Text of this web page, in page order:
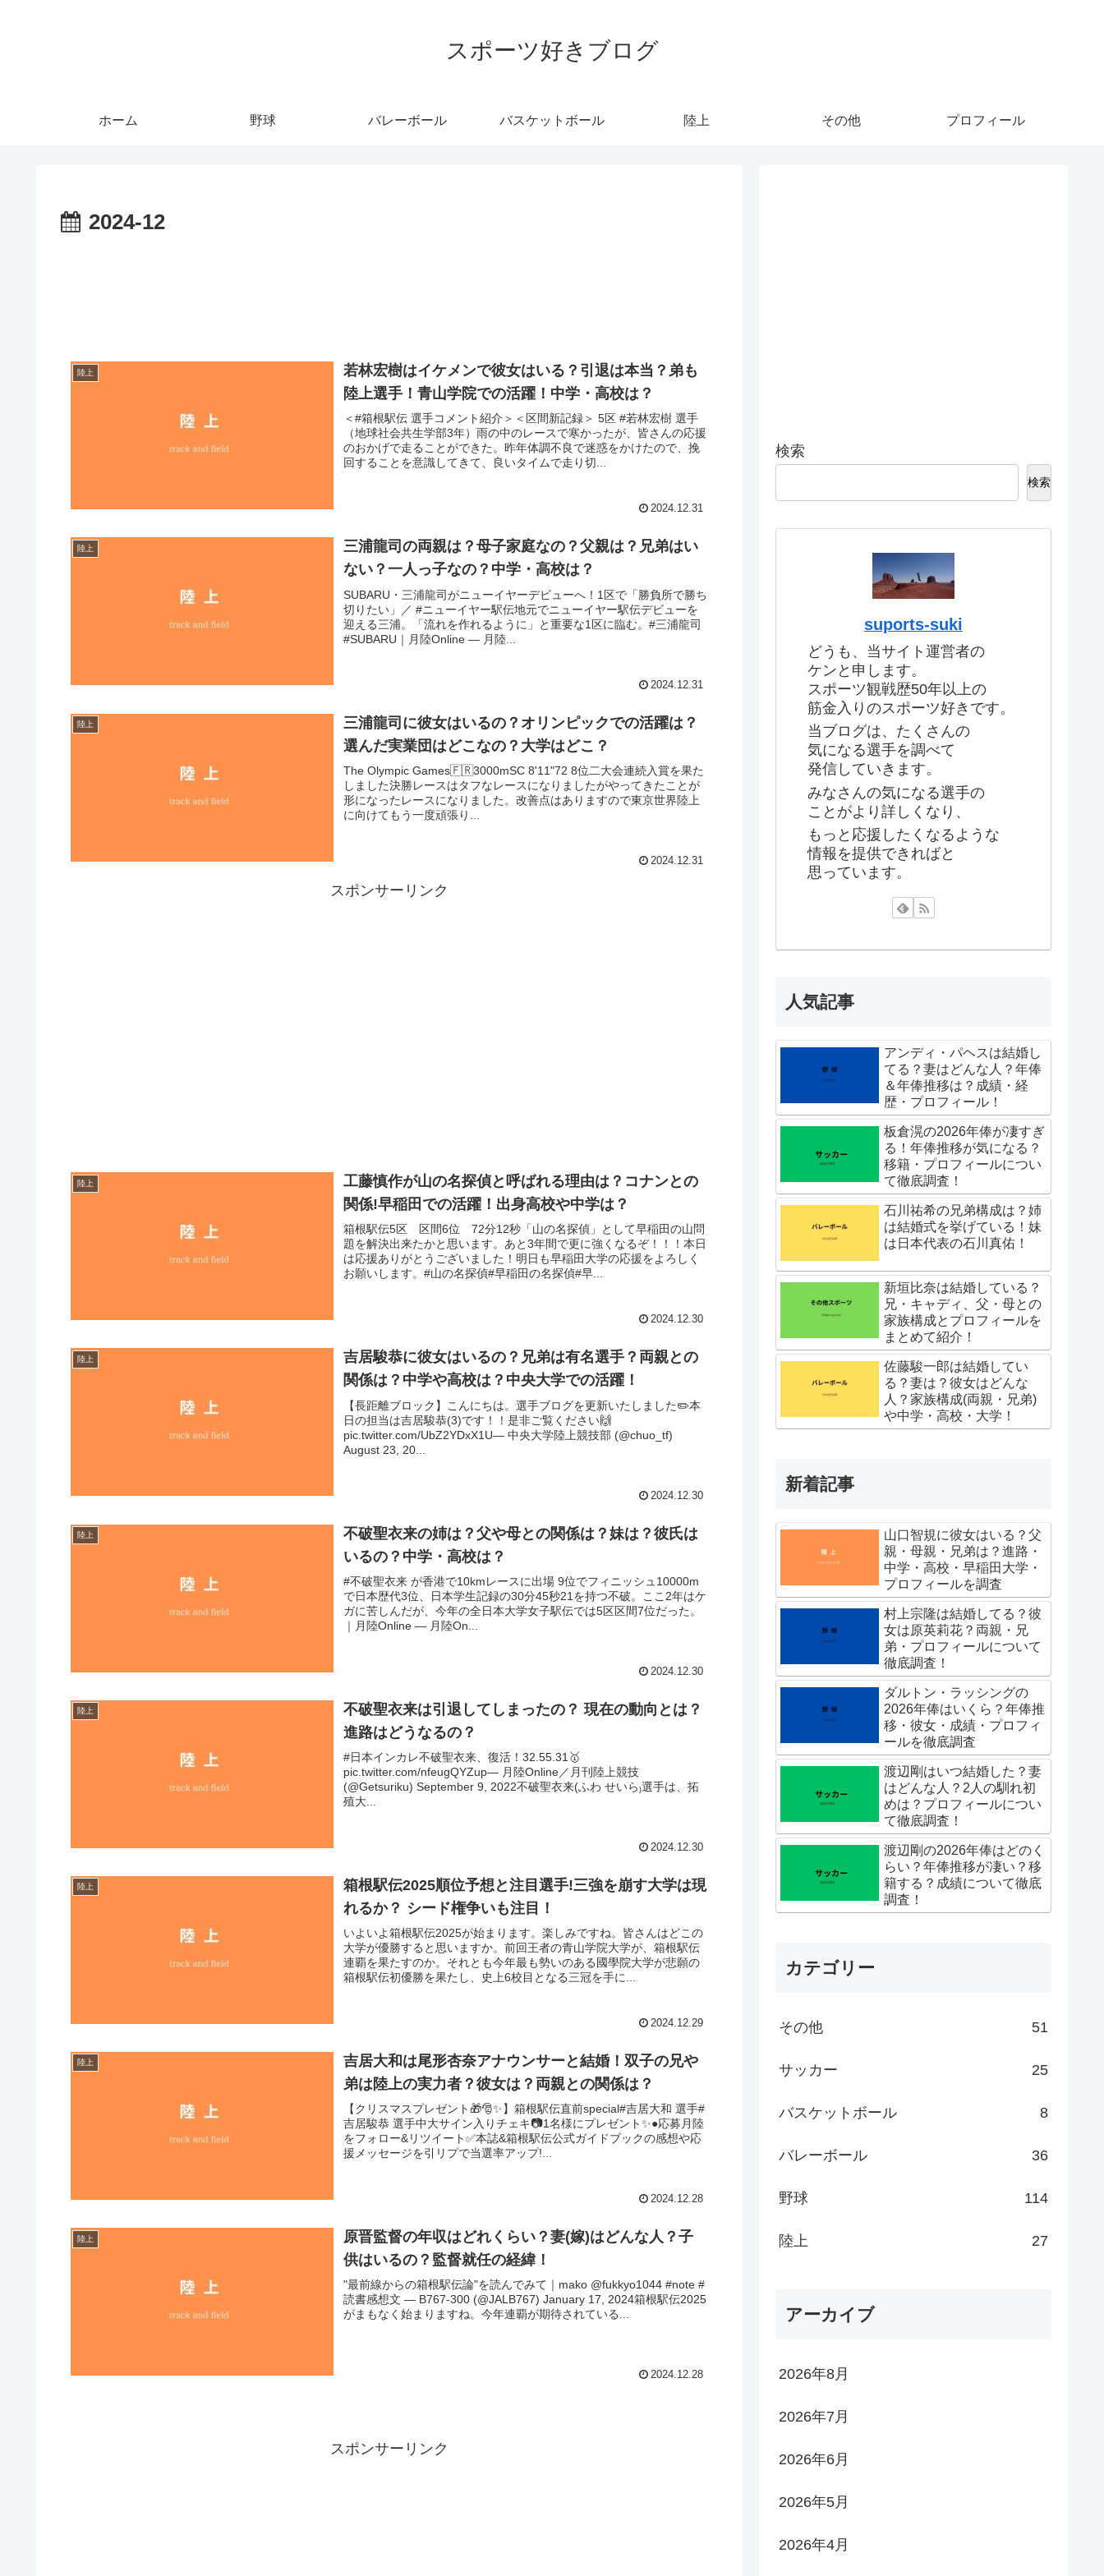
スポーツ好きブログ
ホーム 野球 バレーボール バスケットボール 陸上 その他 プロフィール
2024-12
陸上
若林宏樹はイケメンで彼女はいる？引退は本当？弟も
陸上選手！青山学院での活躍！中学・高校は？
＜#箱根駅伝 選手コメント紹介＞＜区間新記録＞ 5区 #若林宏樹 選手
（地球社会共生学部3年）雨の中のレースで寒かったが、皆さんの応援
のおかげで走ることができた。昨年体調不良で迷惑をかけたので、挽
回することを意識してきて、良いタイムで走り切...
2024.12.31
陸上
三浦龍司の両親は？母子家庭なの？父親は？兄弟はい
ない？一人っ子なの？中学・高校は？
SUBARU・三浦龍司がニューイヤーデビューへ！1区で「勝負所で勝ち
切りたい」／ #ニューイヤー駅伝地元でニューイヤー駅伝デビューを
迎える三浦。「流れを作れるように」と重要な1区に臨む。#三浦龍司
#SUBARU｜月陸Online — 月陸...
2024.12.31
陸上
三浦龍司に彼女はいるの？オリンピックでの活躍は？
選んだ実業団はどこなの？大学はどこ？
The Olympic Games🇫🇷3000mSC 8'11"72 8位二大会連続入賞を果た
しました決勝レースはタフなレースになりましたがやってきたことが
形になったレースになりました。改善点はありますので東京世界陸上
に向けてもう一度頑張り...
2024.12.31
スポンサーリンク
陸上
工藤慎作が山の名探偵と呼ばれる理由は？コナンとの
関係!早稲田での活躍！出身高校や中学は？
箱根駅伝5区 区間6位 72分12秒「山の名探偵」として早稲田の山問
題を解決出来たかと思います。あと3年間で更に強くなるぞ！！！本日
は応援ありがとうございました！明日も早稲田大学の応援をよろしく
お願いします。#山の名探偵#早稲田の名探偵#早...
2024.12.30
陸上
吉居駿恭に彼女はいるの？兄弟は有名選手？両親との
関係は？中学や高校は？中央大学での活躍！
【長距離ブロック】こんにちは。選手ブログを更新いたしました✏️本
日の担当は吉居駿恭(3)です！！是非ご覧ください🙌
pic.twitter.com/UbZ2YDxX1U— 中央大学陸上競技部 (@chuo_tf)
August 23, 20...
2024.12.30
陸上
不破聖衣来の姉は？父や母との関係は？妹は？彼氏は
いるの？中学・高校は？
#不破聖衣来 が香港で10kmレースに出場 9位でフィニッシュ10000m
で日本歴代3位、日本学生記録の30分45秒21を持つ不破。ここ2年はケ
ガに苦しんだが、今年の全日本大学女子駅伝では5区区間7位だった。
｜月陸Online — 月陸On...
2024.12.30
陸上
不破聖衣来は引退してしまったの？ 現在の動向とは？
進路はどうなるの？
#日本インカレ不破聖衣来、復活！32.55.31🥇
pic.twitter.com/nfeugQYZup— 月陸Online／月刊陸上競技
(@Getsuriku) September 9, 2022不破聖衣来(ふわ せいら₎選手は、拓
殖大...
2024.12.30
陸上
箱根駅伝2025順位予想と注目選手!三強を崩す大学は現
れるか？ シード権争いも注目！
いよいよ箱根駅伝2025が始まります。楽しみですね。皆さんはどこの
大学が優勝すると思いますか。前回王者の青山学院大学が、箱根駅伝
連覇を果たすのか。それとも今年最も勢いのある國學院大学が悲願の
箱根駅伝初優勝を果たし、史上6校目となる三冠を手に...
2024.12.29
陸上
吉居大和は尾形杏奈アナウンサーと結婚！双子の兄や
弟は陸上の実力者？彼女は？両親との関係は？
【クリスマスプレゼント🎁🎅✨】箱根駅伝直前special#吉居大和 選手#
吉居駿恭 選手中大サイン入りチェキ📷1名様にプレゼント✨●応募月陸
をフォロー&リツイート✅本誌&箱根駅伝公式ガイドブックの感想や応
援メッセージを引リプで当選率アップ!...
2024.12.28
陸上
原晋監督の年収はどれくらい？妻(嫁)はどんな人？子
供はいるの？監督就任の経緯！
"最前線からの箱根駅伝論"を読んでみて｜mako @fukkyo1044 #note #
読書感想文 — B767-300 (@JALB767) January 17, 2024箱根駅伝2025
がまもなく始まりますね。今年連覇が期待されている...
2024.12.28
スポンサーリンク
検索
検索
suports-suki
どうも、当サイト運営者の
ケンと申します。
スポーツ観戦歴50年以上の
筋金入りのスポーツ好きです。
当ブログは、たくさんの
気になる選手を調べて
発信していきます。
みなさんの気になる選手の
ことがより詳しくなり、
もっと応援したくなるような
情報を提供できればと
思っています。
人気記事
アンディ・パヘスは結婚し
てる？妻はどんな人？年俸
＆年俸推移は？成績・経
歴・プロフィール！
板倉滉の2026年俸が凄すぎ
る！年俸推移が気になる？
移籍・プロフィールについ
て徹底調査！
石川祐希の兄弟構成は？姉
は結婚式を挙げている！妹
は日本代表の石川真佑！
新垣比奈は結婚している？
兄・キャディ、父・母との
家族構成とプロフィールを
まとめて紹介！
佐藤駿一郎は結婚してい
る？妻は？彼女はどんな
人？家族構成(両親・兄弟)
や中学・高校・大学！
新着記事
山口智規に彼女はいる？父
親・母親・兄弟は？進路・
中学・高校・早稲田大学・
プロフィールを調査
村上宗隆は結婚してる？彼
女は原英莉花？両親・兄
弟・プロフィールについて
徹底調査！
ダルトン・ラッシングの
2026年俸はいくら？年俸推
移・彼女・成績・プロフィ
ールを徹底調査
渡辺剛はいつ結婚した？妻
はどんな人？2人の馴れ初
めは？プロフィールについ
て徹底調査！
渡辺剛の2026年俸はどのく
らい？年俸推移が凄い？移
籍する？成績について徹底
調査！
カテゴリー
その他 51
サッカー 25
バスケットボール 8
バレーボール 36
野球 114
陸上 27
アーカイブ
2026年8月
2026年7月
2026年6月
2026年5月
2026年4月